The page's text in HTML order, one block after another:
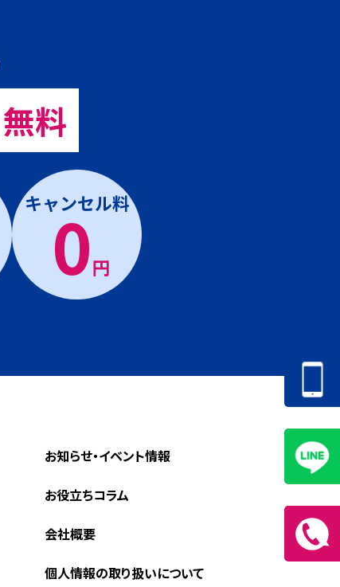
無料
キャンセル料
0円
お知らせ・イベント情報
お役立ちコラム
会社概要
個人情報の取り扱いについて